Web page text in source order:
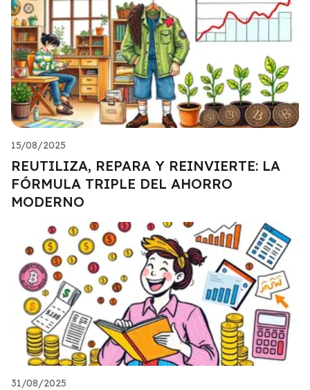
15/08/2025
REUTILIZA, REPARA Y REINVIERTE: LA
FÓRMULA TRIPLE DEL AHORRO
MODERNO
31/08/2025